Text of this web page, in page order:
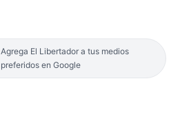
Agrega El Libertador a tus medios
preferidos en Google